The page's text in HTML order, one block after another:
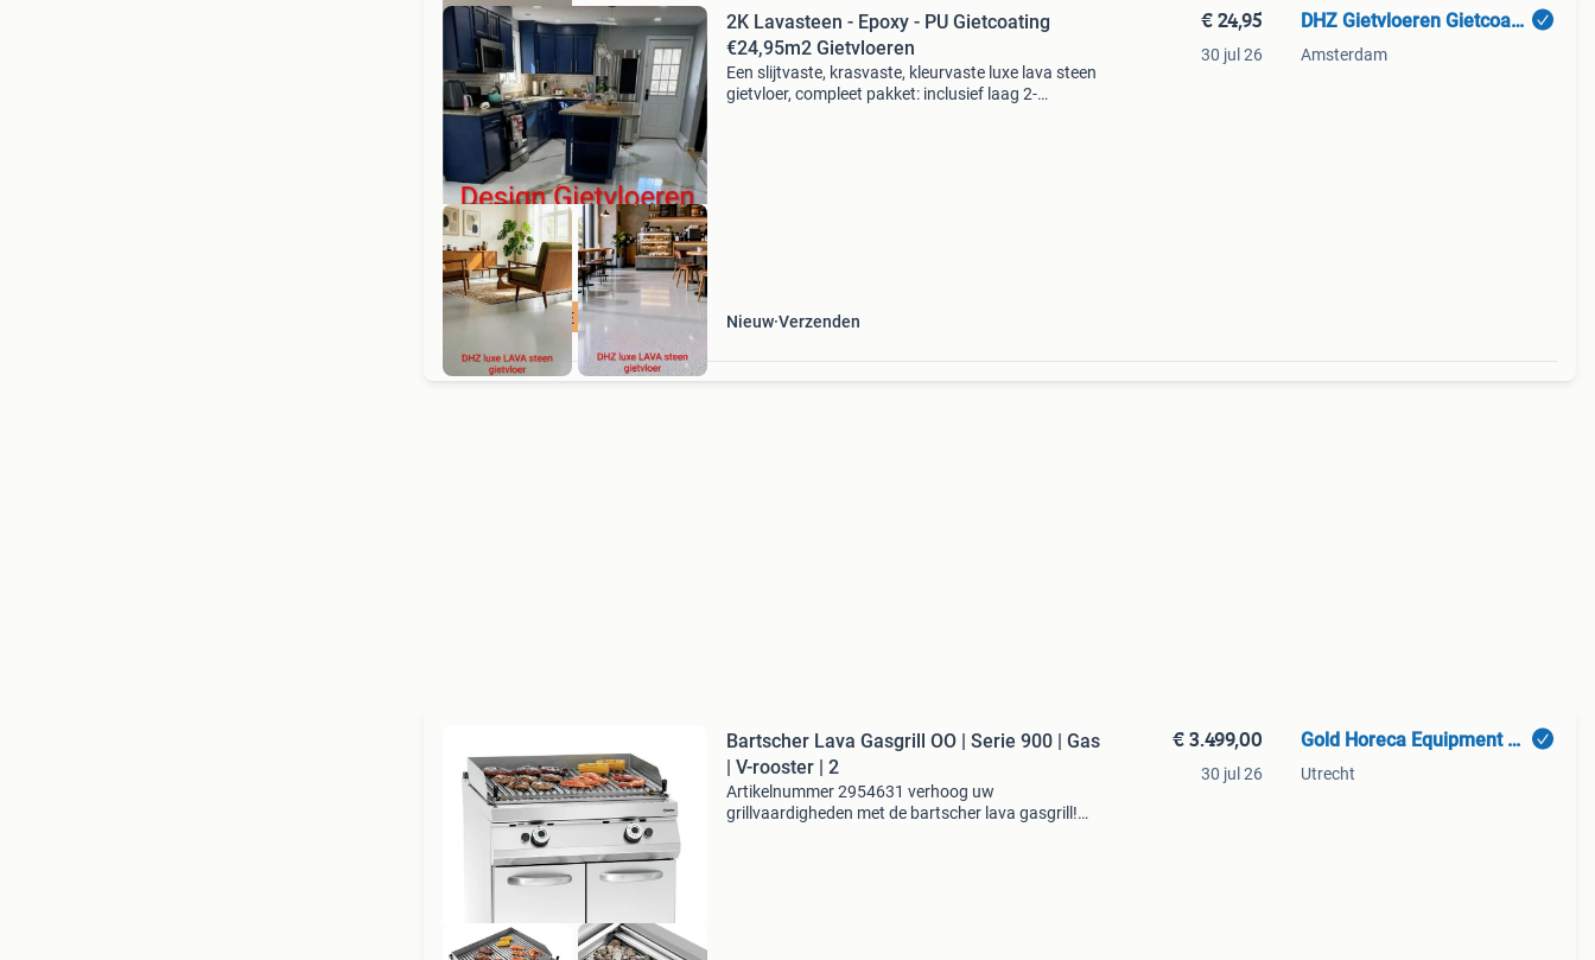
LAAGSTE PRIJS NL
2K Lavasteen - Epoxy - PU Gietcoating
€24,95m2 Gietvloeren
Een slijtvaste, krasvaste, kleurvaste luxe lava steen
gietvloer, compleet pakket: inclusief laag 2-
Nieuw Verzenden
€ 24,95
30 jul 26
DHZ Gietvloeren Gietcoating Lavasteen gietvloer
Amsterdam
Bartscher Lava Gasgrill OO | Serie 900 | Gas
| V-rooster | 2
Artikelnummer 2954631 verhoog uw
grillvaardigheden met de bartscher lava gasgrill!
€ 3.499,00
30 jul 26
Gold Horeca Equipment B.V.
Utrecht